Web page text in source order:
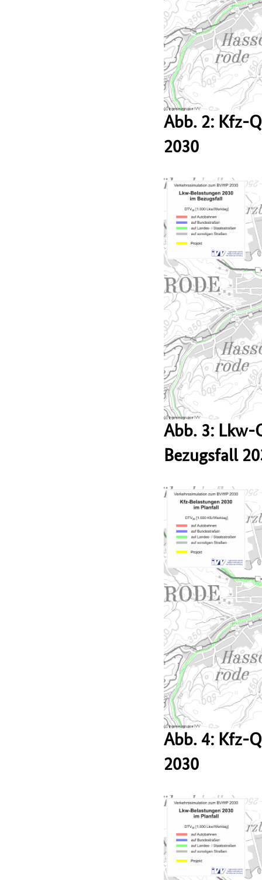
Abb. 2: Kfz-
2030
Abb. 3: Lkw-
Bezugsfall
Abb. 4: Kfz-
2030